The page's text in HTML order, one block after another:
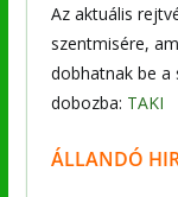
Az aktuális
szentmisére,
dobhatnak be a
dobozba: TAKI
ÁLLANDÓ